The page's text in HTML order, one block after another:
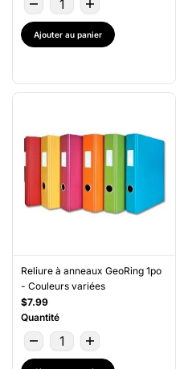
Ajouter au panier
Reliure à anneaux GeoRing 1po
- Couleurs variées
$7.99
Quantité